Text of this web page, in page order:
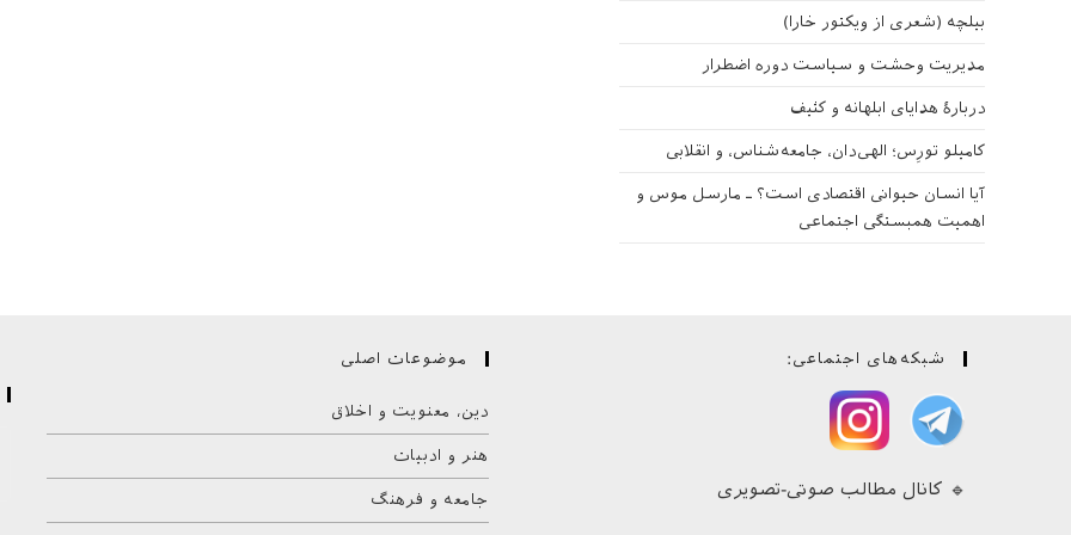
بیلچه (شعری از ویکتور خارا)
مدیریت وحشت و سیاست دوره اضطرار
دربارهٔ هدایای ابلهانه و کثیف
کامیلو تورِس؛ الهی‌دان، جامعه‌شناس، و انقلابی
آیا انسان حیوانی اقتصادی است؟ ـ مارسل موس و
اهمیت همبستگی اجتماعی
شبکه‌های اجتماعی:
🔹 کانال مطالب صوتی-تصویری
موضوعات اصلی
دین، معنویت و اخلاق
هنر و ادبیات
جامعه و فرهنگ